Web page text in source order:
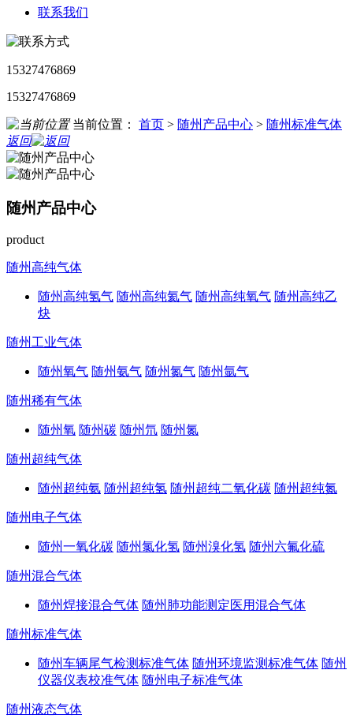
联系我们
15327476869
15327476869
当前位置： 首页 > 随州产品中心 > 随州标准气体
返回
随州产品中心
product
随州高纯气体
随州高纯氢气 随州高纯氦气 随州高纯氧气 随州高纯乙
炔
随州工业气体
随州氧气 随州氨气 随州氮气 随州氩气
随州稀有气体
随州氧 随州碳 随州氘 随州氮
随州超纯气体
随州超纯氨 随州超纯氢 随州超纯二氧化碳 随州超纯氮
随州电子气体
随州一氧化碳 随州氯化氢 随州溴化氢 随州六氟化硫
随州混合气体
随州焊接混合气体 随州肺功能测定医用混合气体
随州标准气体
随州车辆尾气检测标准气体 随州环境监测标准气体 随州
仪器仪表校准气体 随州电子标准气体
随州液态气体